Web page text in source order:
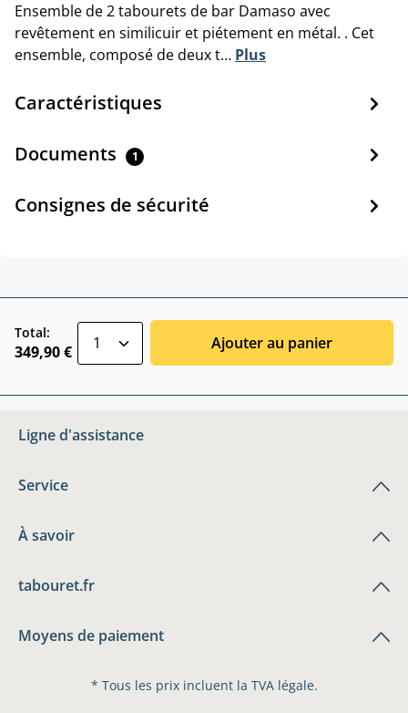
Ensemble de 2 tabourets de bar Damaso avec
revêtement en similicuir et piétement en métal. . Cet
ensemble, composé de deux t… Plus
Caractéristiques
Documents 1
Consignes de sécurité
Total:
349,90 € Ajouter au panier
Ligne d'assistance
Service
À savoir
tabouret.fr
Moyens de paiement
* Tous les prix incluent la TVA légale.